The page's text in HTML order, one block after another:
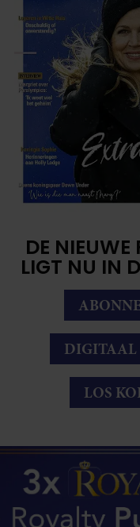
DE NIEUWE
LIGT NU IN
DIGITAAL
LOS